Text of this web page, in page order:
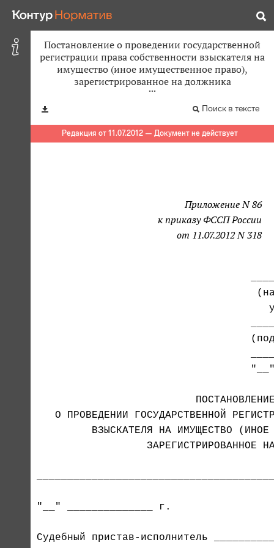
Постановление о проведении государственной
регистрации права собственности взыскателя на
имущество (иное имущественное право),
зарегистрированное на должника
Поиск в тексте
Редакция от 11.07.2012 — Документ не действует
Приложение N 86
к приказу ФССП России
от 11.07.2012 N 318
О ПРОВЕДЕНИИ ГОСУДАРСТВЕННОЙ
ВЗЫСКАТЕЛЯ НА ИМУЩЕСТВО
ЗАРЕГИСТРИРОВАННОЕ
"__" ______________ г.